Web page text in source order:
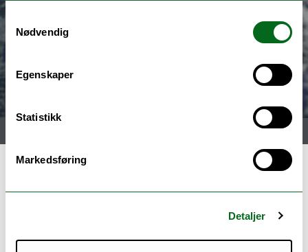
Samtykkevalg
Nødvendig
Egenskaper
Statistikk
Markedsføring
Detaljer
UNICube – Vi tar Nord-Norge
til stjernene – UiT Norges